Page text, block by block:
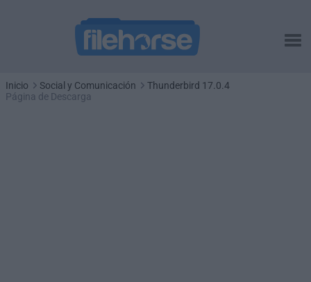
Inicio Social y Comunicación
Thunderbird 17.0.4
Página de Descarga